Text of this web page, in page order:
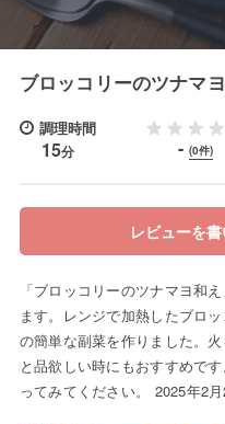
ブロッコリーのツナマ
調理時間
15分 - (0件)
レビューを
「ブロッコリーのツナマヨ和
ます。レンジで加熱したブロ
の簡単な副菜を作りました。
と品欲しい時にもおすすめで
ってみてください。 2025年2